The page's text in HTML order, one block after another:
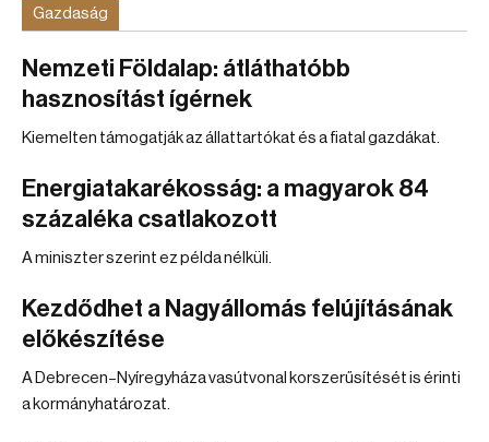
Gazdaság
Nemzeti Földalap: átláthatóbb
hasznosítást ígérnek
Kiemelten támogatják az állattartókat és a fiatal gazdákat.
Energiatakarékosság: a magyarok 84
százaléka csatlakozott
A miniszter szerint ez példa nélküli.
Kezdődhet a Nagyállomás felújításának
előkészítése
A Debrecen–Nyíregyháza vasútvonal korszerűsítését is érinti
a kormányhatározat.